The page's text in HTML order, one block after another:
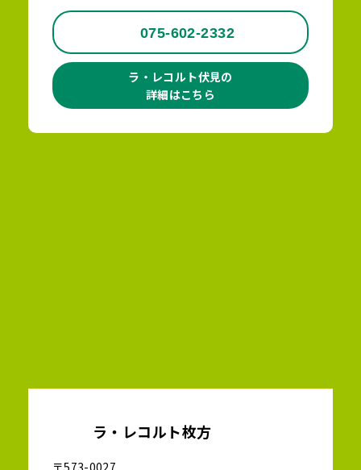
075-602-2332
ラ・レコルト伏見の
詳細はこちら
ラ・レコルト枚方
〒573-0027